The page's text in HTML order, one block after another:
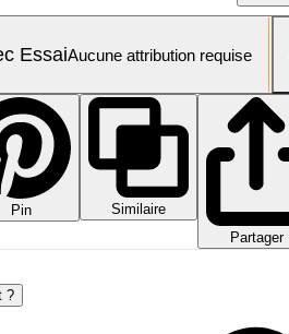
EssaiAucune attribution requise
Pin
Similaire
Partager
?